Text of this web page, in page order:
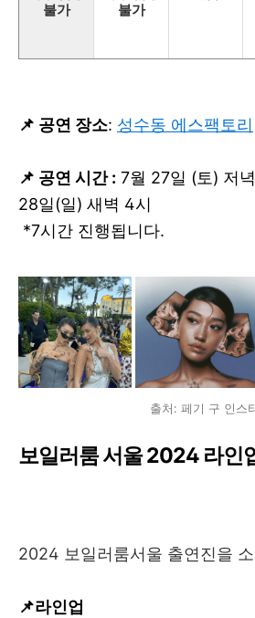
불가
불가
📌 공연 장소: 성수동 에스팩토리
📌 공연 시간 : 7월 27일 (토) 저
28일(일) 새벽 4시
*7시간 진행됩니다.
출처: 페기 구 인스
보일러룸 서울 2024 라인
2024 보일러룸서울 출연진을
📌라인업